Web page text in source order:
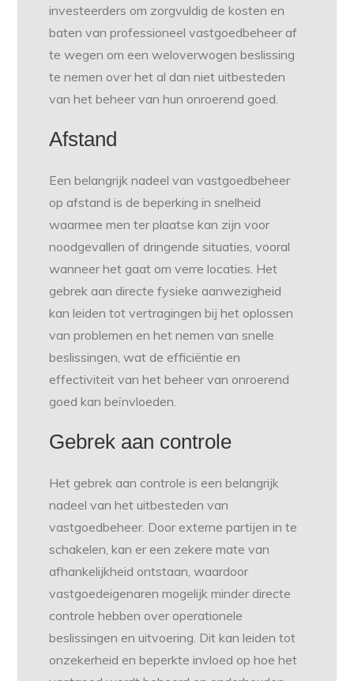
investeerders om zorgvuldig de kosten en
baten van professioneel vastgoedbeheer af
te wegen om een weloverwogen beslissing
te nemen over het al dan niet uitbesteden
van het beheer van hun onroerend goed.
Afstand
Een belangrijk nadeel van vastgoedbeheer
op afstand is de beperking in snelheid
waarmee men ter plaatse kan zijn voor
noodgevallen of dringende situaties, vooral
wanneer het gaat om verre locaties. Het
gebrek aan directe fysieke aanwezigheid
kan leiden tot vertragingen bij het oplossen
van problemen en het nemen van snelle
beslissingen, wat de efficiëntie en
effectiviteit van het beheer van onroerend
goed kan beïnvloeden.
Gebrek aan controle
Het gebrek aan controle is een belangrijk
nadeel van het uitbesteden van
vastgoedbeheer. Door externe partijen in te
schakelen, kan er een zekere mate van
afhankelijkheid ontstaan, waardoor
vastgoedeigenaren mogelijk minder directe
controle hebben over operationele
beslissingen en uitvoering. Dit kan leiden tot
onzekerheid en beperkte invloed op hoe het